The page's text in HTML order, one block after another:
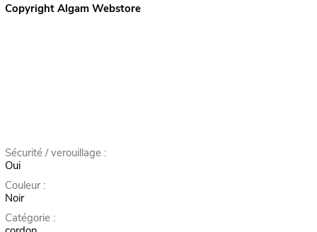
Copyright Algam Webstore
Sécurité / verouillage :
Oui
Couleur :
Noir
Catégorie :